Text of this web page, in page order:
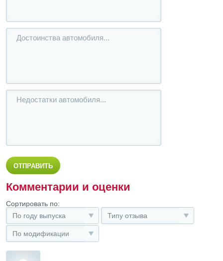
Комментарии и оценки
Сортировать по:
По году выпуска
Типу отзыва
По модификации